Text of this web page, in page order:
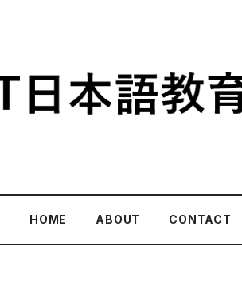
HOME ABOUT CONTACT